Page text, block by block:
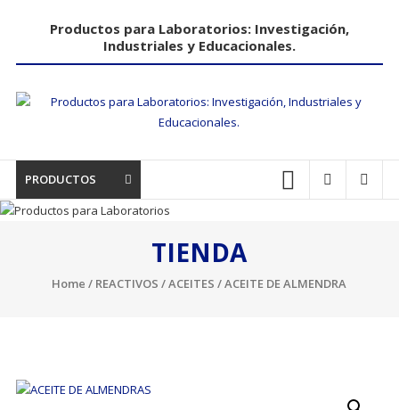
Laboratorios
Industriales
y
Productos para Laboratorios: Investigación,
Industriales y Educacionales.
PRODUCTOS
TIENDA
Home / REACTIVOS /ACEITES / ACEITE DE ALMENDRA